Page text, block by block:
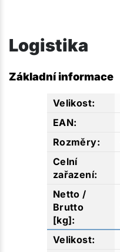
Logistika
Základní informace